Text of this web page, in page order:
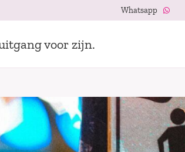
Whatsapp
voor zijn.